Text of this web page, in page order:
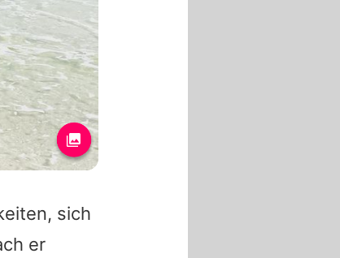
sich
er